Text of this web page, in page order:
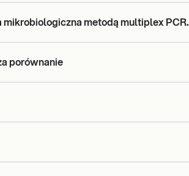
mikrobiologiczna metodą multiplex PCR.
porównanie